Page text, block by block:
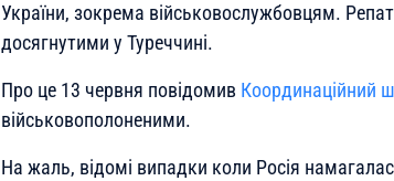
України, зокрема військовослужбовцям.
досягнутими у Туреччині.
Про це 13 червня повідомив Координаційний
військовополоненими.
На жаль, відомі випадки коли Росія